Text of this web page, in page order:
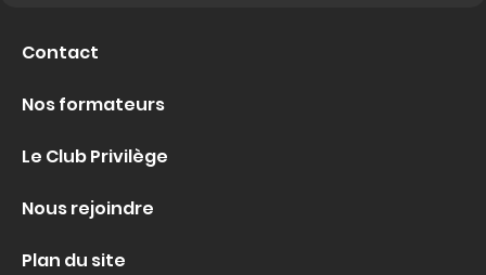
Contact
Nos formateurs
Le Club Privilège
Nous rejoindre
Plan du site